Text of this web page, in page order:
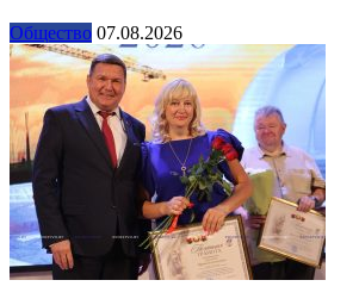
Общество 07.08.2026